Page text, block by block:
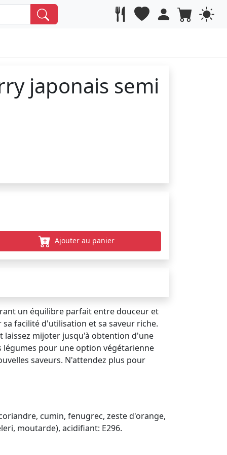
japonais semi
Ajouter au panier
un équilibre parfait entre douceur et
facilité d'utilisation et sa saveur riche.
laissez mijoter jusqu'à obtention d'une
légumes pour une option végétarienne
saveurs. N'attendez plus pour
cumin, fenugrec, zeste d'orange,
moutarde), acidifiant: E296.